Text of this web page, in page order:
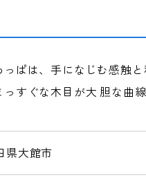
ぱは、手になじむ感触
すぐな木目が大 胆な曲線
県大館市